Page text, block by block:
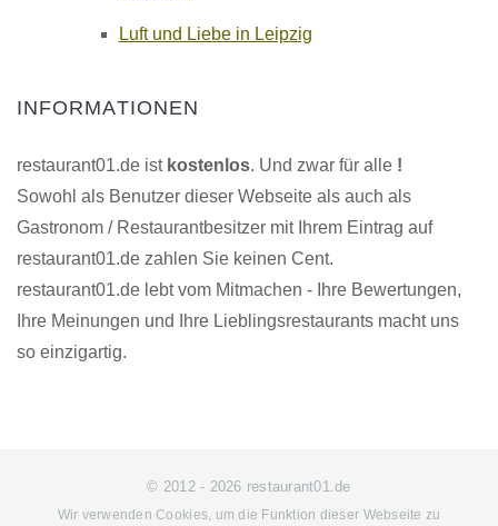
Luft und Liebe in Leipzig
INFORMATIONEN
restaurant01.de ist kostenlos. Und zwar für alle !
Sowohl als Benutzer dieser Webseite als auch als
Gastronom / Restaurantbesitzer mit Ihrem Eintrag auf
restaurant01.de zahlen Sie keinen Cent.
restaurant01.de lebt vom Mitmachen - Ihre Bewertungen,
Ihre Meinungen und Ihre Lieblingsrestaurants macht uns
so einzigartig.
© 2012 - 2026 restaurant01.de
Wir verwenden Cookies, um die Funktion dieser Webseite zu